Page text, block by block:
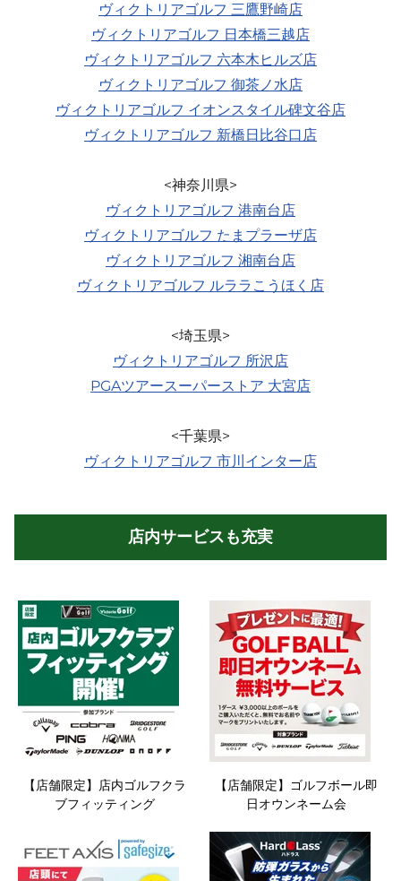
ヴィクトリアゴルフ 三鷹野崎店
ヴィクトリアゴルフ 日本橋三越店
ヴィクトリアゴルフ 六本木ヒルズ店
ヴィクトリアゴルフ 御茶ノ水店
ヴィクトリアゴルフ イオンスタイル碑文谷店
ヴィクトリアゴルフ 新橋日比谷口店
ヴィクトリアゴルフ 港南台店
ヴィクトリアゴルフ たまプラーザ店
ヴィクトリアゴルフ 湘南台店
ヴィクトリアゴルフ ルララこうほく店
ヴィクトリアゴルフ 所沢店
PGAツアースーパーストア 大宮店
ヴィクトリアゴルフ 市川インター店
店内サービスも充実
【店舗限定】店内ゴルフクラ
ブフィッティング
【店舗限定】ゴルフボール即
日オウンネーム会